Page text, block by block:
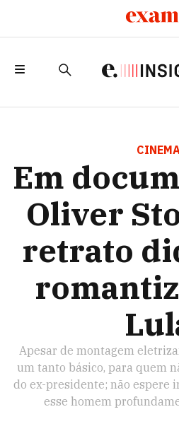
TRAZ RETRATO
ROMANTIZADO DE
Em
Oliver
retrato
Apesar de montagem
um tanto básico, para quem
do ex-presidente; não espere
esse homem